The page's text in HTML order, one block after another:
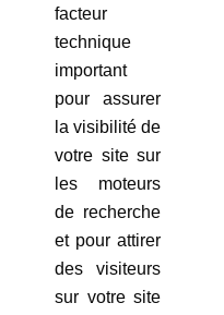
facteur
technique
important
pour assurer
la visibilité de
votre site sur
les moteurs
de recherche
et pour attirer
des visiteurs
sur votre site